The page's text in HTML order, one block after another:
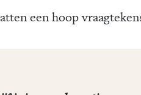
een hoop